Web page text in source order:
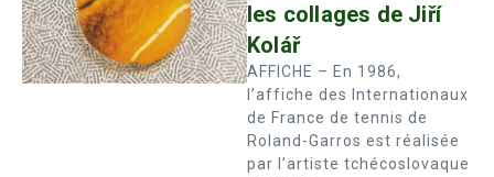
les collages de Jiří
Kolář
AFFICHE – En 1986,
l’affiche des Internationaux
de France de tennis de
Roland-Garros est réalisée
par l’artiste tchécoslovaque